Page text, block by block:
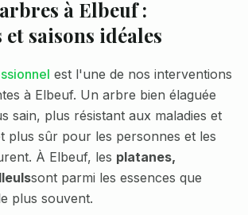
à Elbeuf:
saisons idéales
est l'une de nos interventions
à Elbeuf. Un arbre bien élaguée
sain, plus résistant aux maladies et
plus sûr pour les personnes et les
À Elbeuf, les platanes,
sont parmi les essences que
plus souvent.